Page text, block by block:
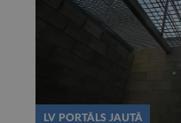
LV PORTĀLS JAUTĀ